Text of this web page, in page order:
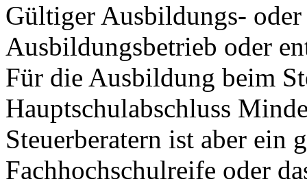
Gültiger Ausbildungs-
Ausbildungsbetrieb oder
Für die Ausbildung beim
Hauptschulabschluss
Steuerberatern ist aber ein
Fachhochschulreife oder